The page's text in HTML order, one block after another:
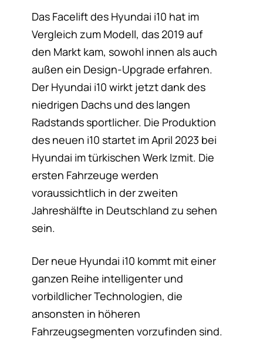
Das Facelift des Hyundai i10 hat im
Vergleich zum Modell, das 2019 auf
den Markt kam, sowohl innen als auch
außen ein Design-Upgrade erfahren.
Der Hyundai i10 wirkt jetzt dank des
niedrigen Dachs und des langen
Radstands sportlicher. Die Produktion
des neuen i10 startet im April 2023 bei
Hyundai im türkischen Werk Izmit. Die
ersten Fahrzeuge werden
voraussichtlich in der zweiten
Jahreshälfte in Deutschland zu sehen
sein.
Der neue Hyundai i10 kommt mit einer
ganzen Reihe intelligenter und
vorbildlicher Technologien, die
ansonsten in höheren
Fahrzeugsegmenten vorzufinden sind.